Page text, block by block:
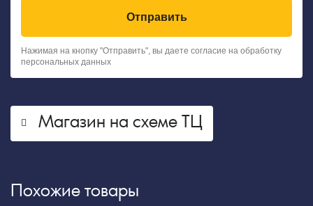
Отправить
Нажимая на кнопку "Отправить", вы даете согласие на обработку
персональных данных
Магазин на схеме ТЦ
Похожие товары